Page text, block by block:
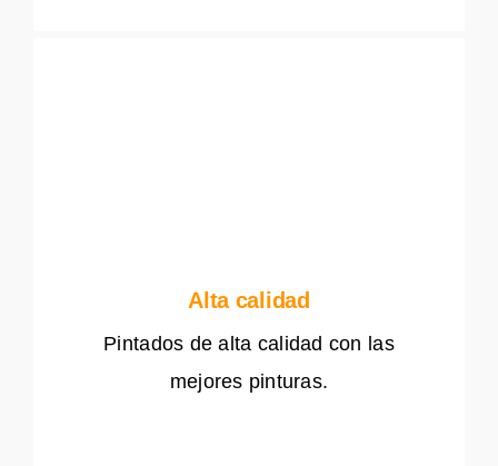
Alta calidad
Pintados de alta calidad con las
mejores pinturas.